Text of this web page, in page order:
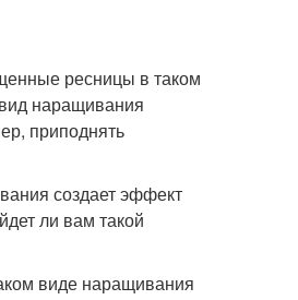
ресницы в таком
наращивания
приподнять
создает эффект
ли вам такой
виде наращивания